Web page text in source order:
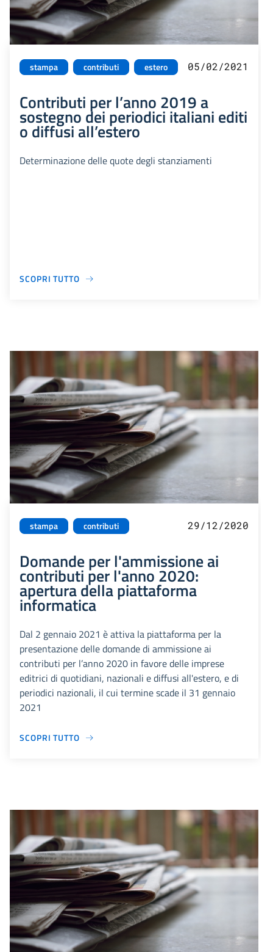
stampa contributi estero 05/02/2021
Contributi per l’anno 2019 a
sostegno dei periodici italiani editi
o diffusi all’estero
Determinazione delle quote degli stanziamenti
SCOPRI TUTTO
stampa contributi 29/12/2020
Domande per l'ammissione ai
contributi per l'anno 2020:
apertura della piattaforma
informatica
Dal 2 gennaio 2021 è attiva la piattaforma per la
presentazione delle domande di ammissione ai
contributi per l’anno 2020 in favore delle imprese
editrici di quotidiani, nazionali e diffusi all'estero, e di
periodici nazionali, il cui termine scade il 31 gennaio
2021
SCOPRI TUTTO